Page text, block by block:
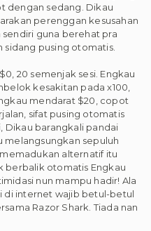
dengan sedang. Dikau
perenggan kesusahan
guna berehat pra
pusing otomatis.
20 semenjak sesi. Engkau
kesakitan pada x100,
mendarat $20, copot
sifat pusing otomatis
Dikau barangkali pandai
melangsungkan sepuluh
alternatif itu
berbalik otomatis Engkau
nun mampu hadir! Ala
di internet wajib betul-betul
Razor Shark. Tiada nan